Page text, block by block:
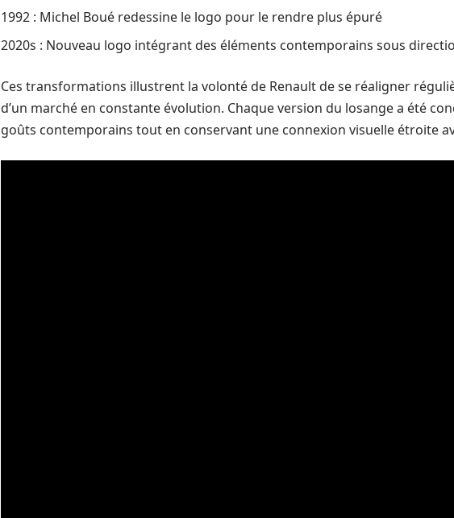
1992 : Michel Boué redessine le logo pour le rendre plus épuré
2020s : Nouveau logo intégrant des éléments contemporains sous
Ces transformations illustrent la volonté de Renault de se réaligner
d’un marché en constante évolution. Chaque version du losange a été
goûts contemporains tout en conservant une connexion visuelle étroite